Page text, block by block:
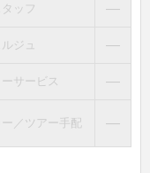
ッフ ―
ジュ ―
サービス ―
／ツアー手配 ―